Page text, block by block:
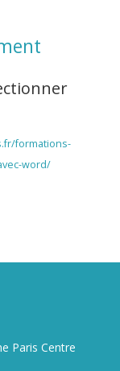
formations-
word/
Paris Centre